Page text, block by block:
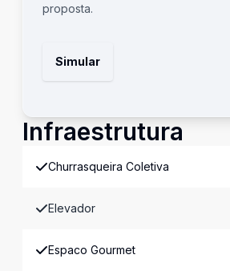
proposta.
Simular
Infraestrutura
Churrasqueira Coletiva
Elevador
Espaco Gourmet